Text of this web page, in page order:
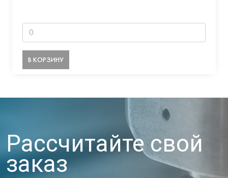
В КОРЗИНУ
Рассчитайте свой
заказ